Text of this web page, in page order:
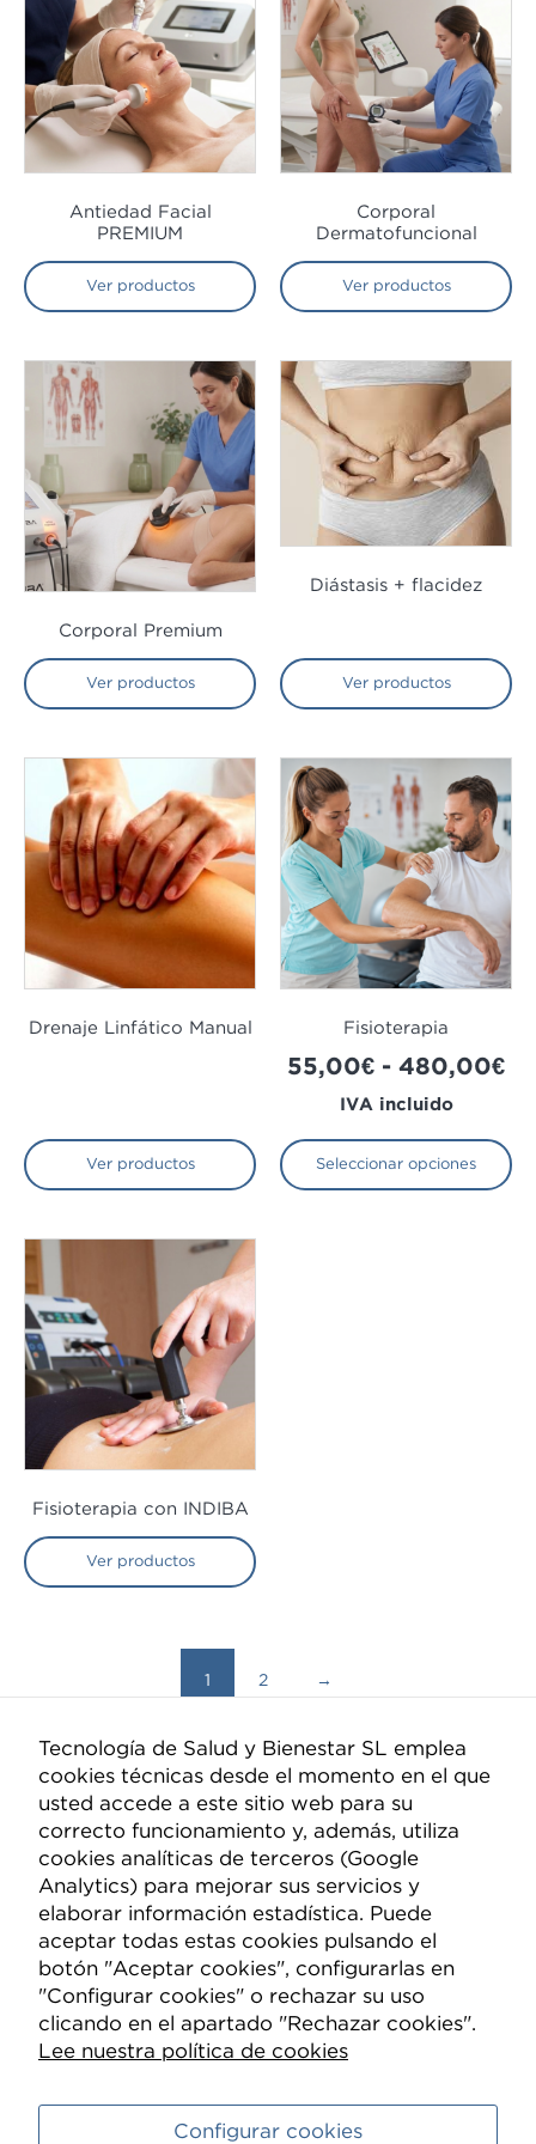
Antiedad Facial
PREMIUM
Ver productos
Corporal
Dermatofuncional
Ver productos
Corporal Premium
Ver productos
Diástasis + flacidez
Ver productos
Drenaje Linfático Manual
Ver productos
Fisioterapia
55,00€ - 480,00€
IVA incluido
Seleccionar opciones
Fisioterapia con INDIBA
Ver productos
1 2 →
Compañía
Quiénes somos
Nueva Mutua Sanitaria
Contacto
Información
Política de Privacidad
Condiciones de compra
Tecnología de Salud y Bienestar SL emplea
cookies técnicas desde el momento en el que
usted accede a este sitio web para su
correcto funcionamiento y, además, utiliza
cookies analíticas de terceros (Google
Analytics) para mejorar sus servicios y
elaborar información estadística. Puede
aceptar todas estas cookies pulsando el
botón "Aceptar cookies", configurarlas en
"Configurar cookies" o rechazar su uso
clicando en el apartado "Rechazar cookies".
Lee nuestra política de cookies
Configurar cookies
Marketing
Al compartir tus
intereses y
comportamiento
mientras visitas
nuestro sitio,
aumentas la
ver contenido y
ofertas
personalizados.